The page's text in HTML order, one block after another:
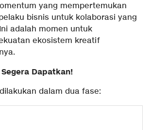
yang mempertemukan
bisnis untuk kolaborasi yang
adalah momen untuk
ekosistem kreatif
Dapatkan!
dalam dua fase: